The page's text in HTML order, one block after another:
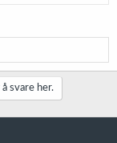
svare her.